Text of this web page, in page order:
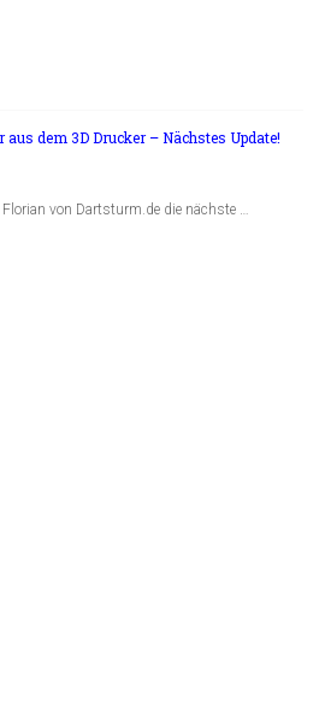
dem 3D Drucker – Nächstes Update!
von Dartsturm.de die nächste …